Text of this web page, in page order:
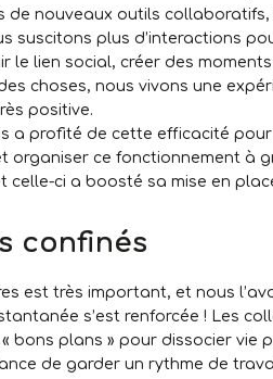
de nouveaux outils
suscitons plus d’interactions
le lien social, créer des
choses, nous vivons une
positive.
a profité de cette efficacité
organiser ce fonctionnement à
ci a boosté sa mise en
confinés
est très important, et nous
s’est renforcée ! Les
bons plans » pour dissocier vie
de garder un rythme de